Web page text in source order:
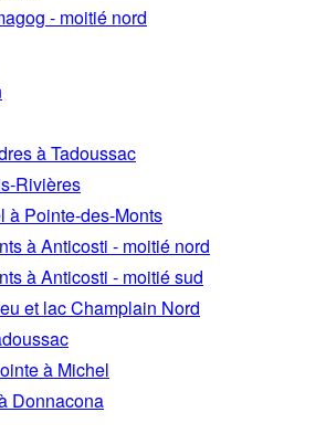
- moitié nord
à Tadoussac
Rivières
à Pointe-des-Monts
à Anticosti - moitié nord
à Anticosti - moitié sud
et lac Champlain Nord
à Michel
Donnacona